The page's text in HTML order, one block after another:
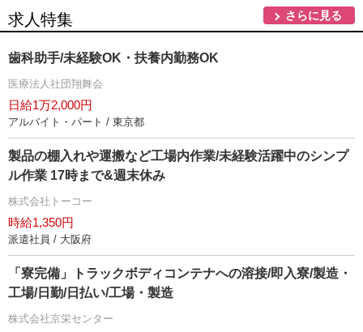
求人特集 さらに見る
歯科助手/未経験OK・扶養内勤務OK
医療法人社団翔舞会
日給1万2,000円
アルバイト・パート / 東京都
製品の棚入れや運搬など工場内作業/未経験活躍中のシンプ
ル作業 17時まで&週末休み
株式会社トーコー
時給1,350円
派遣社員 / 大阪府
「寮完備」トラックボディコンテナへの溶接/即入寮/製造・
工場/日勤/日払い/工場・製造
株式会社京栄センター